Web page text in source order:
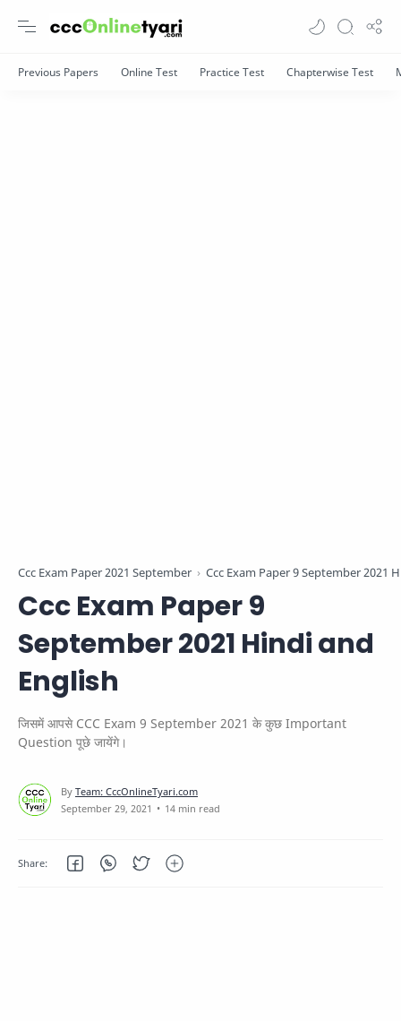
Ccc Exam Paper 2021 September Ccc Exam Paper 9 September 2021
Ccc Exam Paper 9
September 2021 Hindi and
English
जिसमें आपसे CCC Exam 9 September 2021 के कुछ Important
Question पूछे जायेंगे।
14 min read